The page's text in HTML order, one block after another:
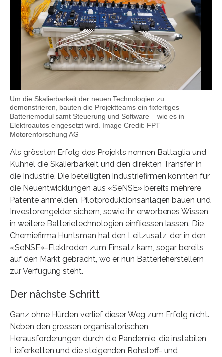
Um die Skalierbarkeit der neuen Technologien zu
demonstrieren, bauten die Projektteams ein fixfertiges
Batteriemodul samt Steuerung und Software – wie es in
Elektroautos eingesetzt wird. Image Credit: FPT
Motorenforschung AG
Als grössten Erfolg des Projekts nennen Battaglia und
Kühnel die Skalierbarkeit und den direkten Transfer in
die Industrie. Die beteiligten Industriefirmen konnten für
die Neuentwicklungen aus «SeNSE» bereits mehrere
Patente anmelden, Pilotproduktionsanlagen bauen und
Investorengelder sichern, sowie ihr erworbenes Wissen
in weitere Batterietechnologien einfliessen lassen. Die
Chemiefirma Huntsman hat den Leitzusatz, der in den
«SeNSE»-Elektroden zum Einsatz kam, sogar bereits
auf den Markt gebracht, wo er nun Batterieherstellern
zur Verfügung steht.
Der nächste Schritt
Ganz ohne Hürden verlief dieser Weg zum Erfolg nicht.
Neben den grossen organisatorischen
Herausforderungen durch die Pandemie, die instabilen
Lieferketten und die steigenden Rohstoff- und